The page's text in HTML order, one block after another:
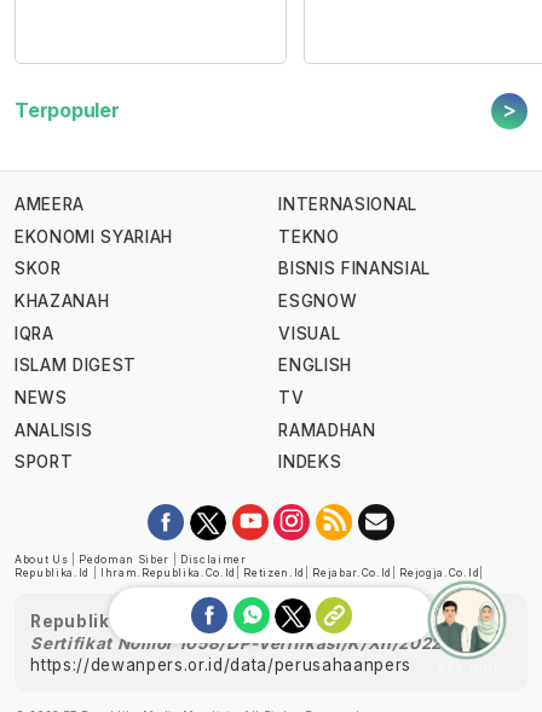
Terpopuler >
AMEERA
EKONOMI SYARIAH
SKOR
KHAZANAH
IQRA
ISLAM DIGEST
NEWS
ANALISIS
SPORT
INTERNASIONAL
TEKNO
BISNIS FINANSIAL
ESGNOW
VISUAL
ENGLISH
TV
RAMADHAN
INDEKS
About Us Pedoman Siber
Disclaimer
Republika.id
Ihram.republika.co.id Retizen.id Rejabar.co.id Rejogja.co.id
Republika telah diverifikasi oleh Dewan Pers
Sertifikat Nomor 1058/DP-Verifikasi/K/XII/2022
https://dewanpers.or.id/data/perusahaanpers